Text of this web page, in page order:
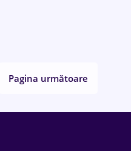
Pagina următoare